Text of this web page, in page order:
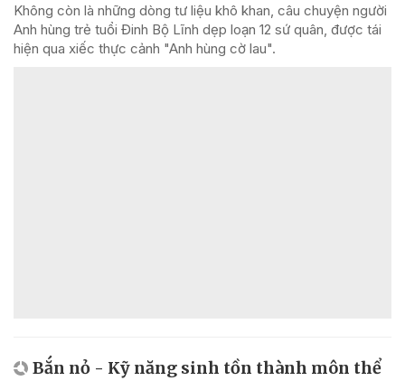
Không còn là những dòng tư liệu khô khan, câu chuyện người
Anh hùng trẻ tuổi Đinh Bộ Lĩnh dẹp loạn 12 sứ quân, được tái
hiện qua xiếc thực cảnh "Anh hùng cờ lau".
Bắn nỏ - Kỹ năng sinh tồn thành môn thể